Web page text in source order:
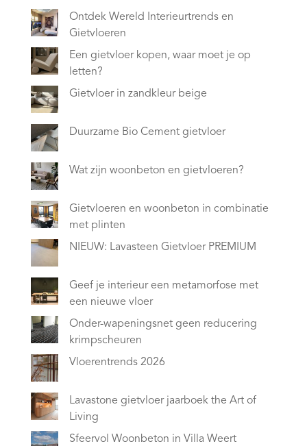
Ontdek Wereld Interieurtrends en
Gietvloeren
Een gietvloer kopen, waar moet je op
letten?
Gietvloer in zandkleur beige
Duurzame Bio Cement gietvloer
Wat zijn woonbeton en gietvloeren?
Gietvloeren en woonbeton in combinatie
met plinten
NIEUW: Lavasteen Gietvloer PREMIUM
Geef je interieur een metamorfose met
een nieuwe vloer
Onder-wapeningsnet geen reducering
krimpscheuren
Vloerentrends 2026
Lavastone gietvloer jaarboek the Art of
Living
Sfeervol Woonbeton in Villa Weert